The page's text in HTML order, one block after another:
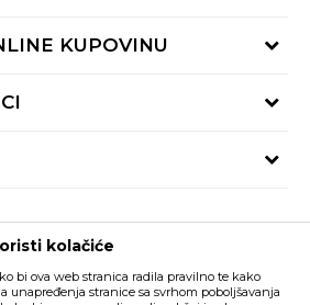
KUPOVINU
PROMIJENI
kolačiće
bi ova web stranica radila pravilno te kako
unapređenja stranice sa svrhom poboljšavanja